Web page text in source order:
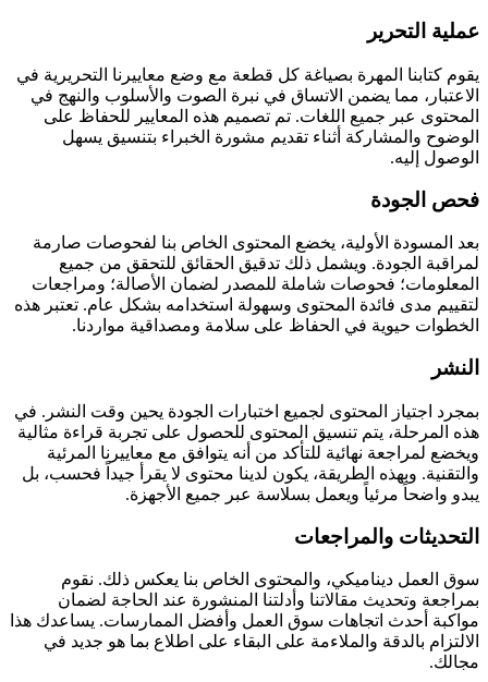
عملية التحرير
يقوم كتابنا المهرة بصياغة كل قطعة مع وضع معاييرنا التحريرية في
الاعتبار، مما يضمن الاتساق في نبرة الصوت والأسلوب والنهج في
المحتوى عبر جميع اللغات. تم تصميم هذه المعايير للحفاظ على
الوضوح والمشاركة أثناء تقديم مشورة الخبراء بتنسيق يسهل
الوصول إليه.
فحص الجودة
بعد المسودة الأولية، يخضع المحتوى الخاص بنا لفحوصات صارمة
لمراقبة الجودة. ويشمل ذلك تدقيق الحقائق للتحقق من جميع
المعلومات؛ فحوصات شاملة للمصدر لضمان الأصالة؛ ومراجعات
لتقييم مدى فائدة المحتوى وسهولة استخدامه بشكل عام. تعتبر هذه
الخطوات حيوية في الحفاظ على سلامة ومصداقية مواردنا.
النشر
بمجرد اجتياز المحتوى لجميع اختبارات الجودة يحين وقت النشر. في
هذه المرحلة، يتم تنسيق المحتوى للحصول على تجربة قراءة مثالية
ويخضع لمراجعة نهائية للتأكد من أنه يتوافق مع معاييرنا المرئية
والتقنية. وبهذه الطريقة، يكون لدينا محتوى لا يقرأ جيداً فحسب، بل
يبدو واضحاً مرئياً ويعمل بسلاسة عبر جميع الأجهزة.
التحديثات والمراجعات
سوق العمل ديناميكي، والمحتوى الخاص بنا يعكس ذلك. نقوم
بمراجعة وتحديث مقالاتنا وأدلتنا المنشورة عند الحاجة لضمان
مواكبة أحدث اتجاهات سوق العمل وأفضل الممارسات. يساعدك هذا
الالتزام بالدقة والملاءمة على البقاء على اطلاع بما هو جديد في
مجالك.